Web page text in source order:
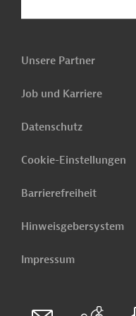
Unsere Partner
Job und Karriere
Datenschutz
Cookie-Einstellungen
Barrierefreiheit
Hinweisgebersystem
Impressum